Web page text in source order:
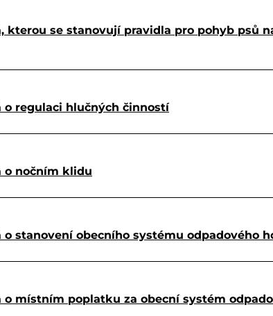
kterou se stanovují pravidla pro pohyb psů
o regulaci hlučných činností
o nočním klidu
o stanovení obecního systému odpadového
o místním poplatku za obecní systém